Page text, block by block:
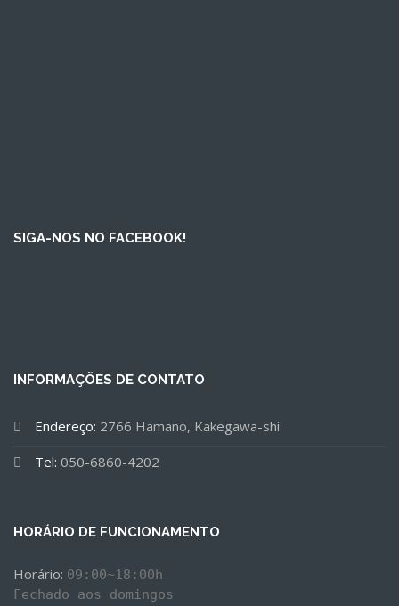
SIGA-NOS NO FACEBOOK!
INFORMAÇÕES DE CONTATO
Endereço: 2766 Hamano, Kakegawa-shi
Tel: 050-6860-4202
HORÁRIO DE FUNCIONAMENTO
Horário: 09:00~18:00h
Fechado aos domingos